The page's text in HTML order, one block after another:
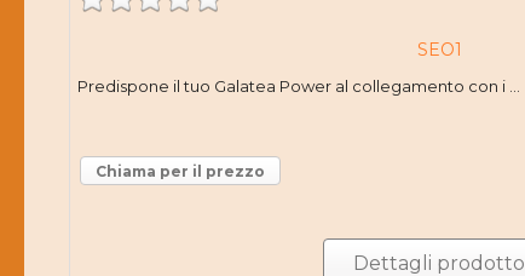
SEO1
Predispone il tuo Galatea Power al collegamento con i ...
Chiama per il prezzo
Dettagli prodotto